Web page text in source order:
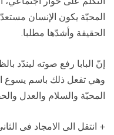
المحبّة يكون الإنسان
الحقيقة وأشدّها مطلبا.
إنّ البابا رفع صوته ليندّد
وهي تفعل ذلك باسم يسوع
المحبّة والسلام والعدل